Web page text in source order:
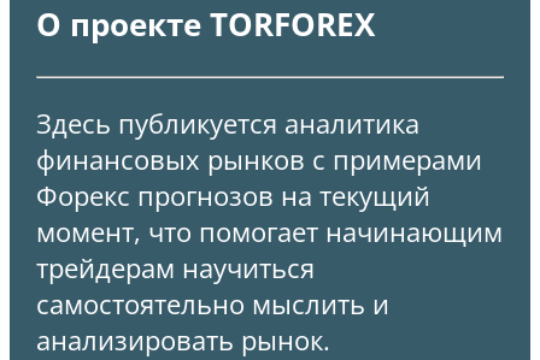
О проекте TORFOREX
Здесь публикуется аналитика
финансовых рынков с примерами
Форекс прогнозов на текущий
момент, что помогает начинающим
трейдерам научиться
самостоятельно мыслить и
анализировать рынок.